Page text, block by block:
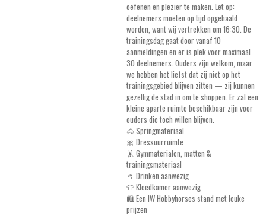
oefenen en plezier te maken. Let op:
deelnemers moeten op tijd opgehaald
worden, want wij vertrekken om 16:30. De
trainingsdag gaat door vanaf 10
aanmeldingen en er is plek voor maximaal
30 deelnemers. Ouders zijn welkom, maar
we hebben het liefst dat zij niet op het
trainingsgebied blijven zitten — zij kunnen
gezellig de stad in om te shoppen. Er zal een
kleine aparte ruimte beschikbaar zijn voor
ouders die toch willen blijven.
🐴 Springmateriaal
🎀 Dressuurruimte
🤸 Gymmaterialen, matten &
trainingsmateriaal
🥤 Drinken aanwezig
👕 Kleedkamer aanwezig
🛍️ Een IW Hobbyhorses stand met leuke
prijzen